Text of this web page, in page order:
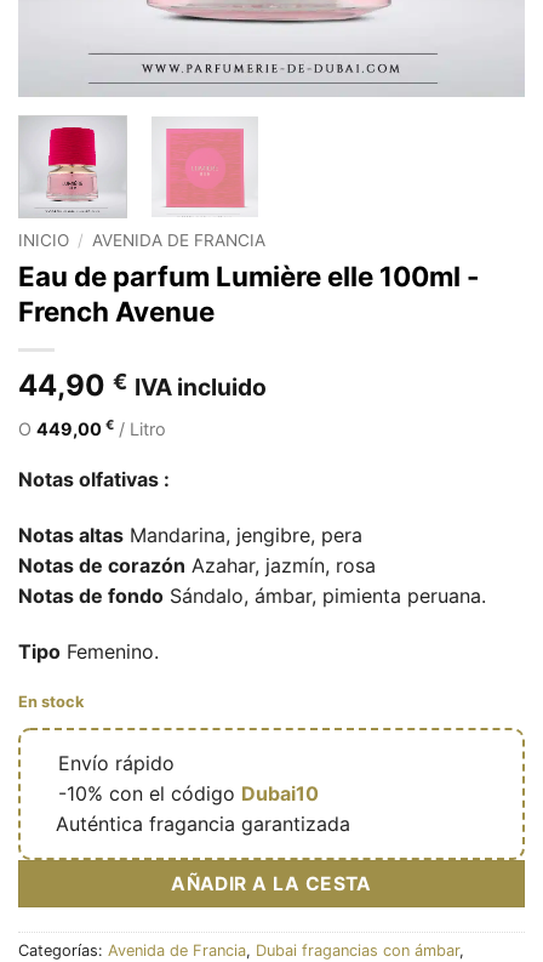
INICIO / AVENIDA DE FRANCIA
Eau de parfum Lumière elle 100ml -
French Avenue
44,90 € IVA incluido
O 449,00 € / Litro
Notas olfativas :
Notas altas Mandarina, jengibre, pera
Notas de corazón Azahar, jazmín, rosa
Notas de fondo Sándalo, ámbar, pimienta peruana.
Tipo Femenino.
En stock
Envío rápido
-10% con el código Dubai10
Auténtica fragancia garantizada
AÑADIR A LA CESTA
Categorías: Avenida de Francia, Dubai fragancias con ámbar,